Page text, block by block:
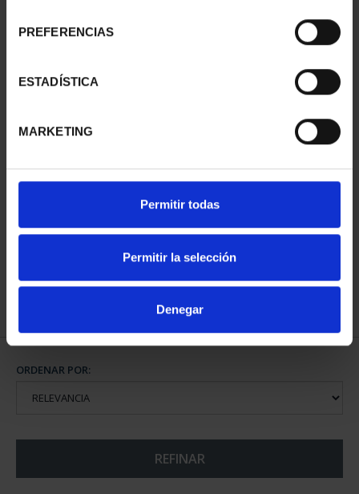
PREFERENCIAS
ESTADÍSTICA
MARKETING
Permitir todas
Permitir la selección
Denegar
CAPITALES ESPAÑOLAS
73,00 €
ORDENAR POR:
REFINAR